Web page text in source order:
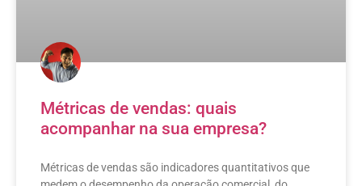
Métricas de vendas: quais
acompanhar na sua empresa?
Métricas de vendas são indicadores quantitativos que